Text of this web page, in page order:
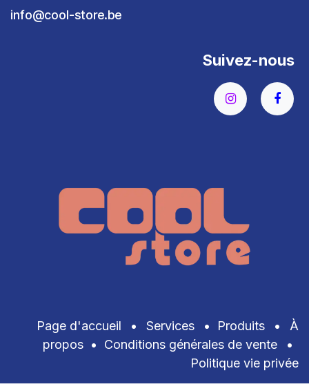
info@cool-store.be
Suivez-nous
Page d'accueil • Services • Produits •
À
propos • Conditions générales de vente
•
Politique vie privée